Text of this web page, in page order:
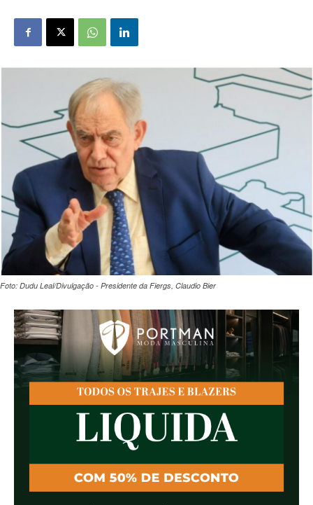
Foto: Dudu Leal/Divulgação - Presidente da Fiergs, Claudio Bier